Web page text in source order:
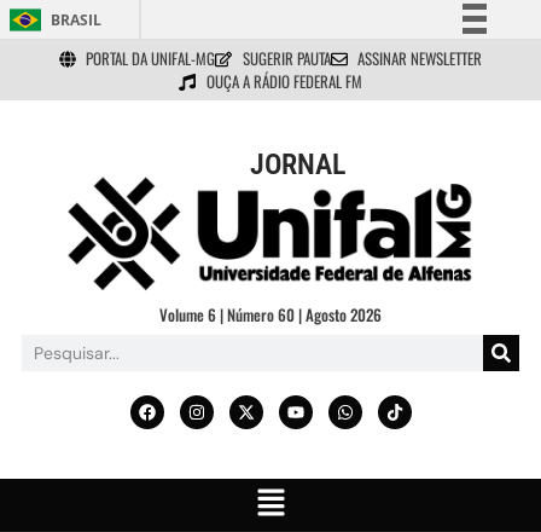
BRASIL
Simplifique!
Comunica BR
Acesso à informação
Legislação
Canais
PORTAL DA UNIFAL-MG SUGERIR PAUTA
ASSINAR NEWSLETTER
OUÇA A RÁDIO FEDERAL FM
JORNAL
Volume 6 | Número 60 | Agosto 2026